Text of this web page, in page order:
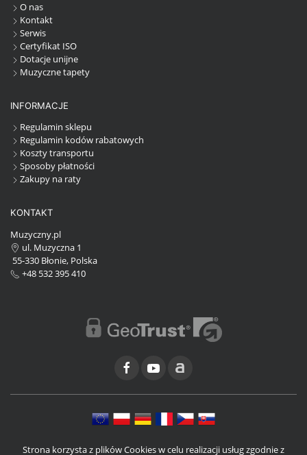
O nas
Kontakt
Serwis
Certyfikat ISO
Dotacje unijne
Muzyczne tapety
INFORMACJE
Regulamin sklepu
Regulamin kodów rabatowych
Koszty transportu
Sposoby płatności
Zakupy na raty
KONTAKT
Muzyczny.pl
ul. Muzyczna 1
55-330 Błonie, Polska
+48 532 395 410
Strona korzysta z plików Cookies w celu realizacji usług zgodnie z